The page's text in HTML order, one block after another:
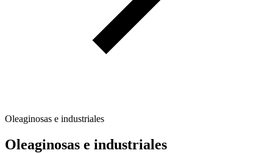
Oleaginosas e industriales
Oleaginosas e industriales